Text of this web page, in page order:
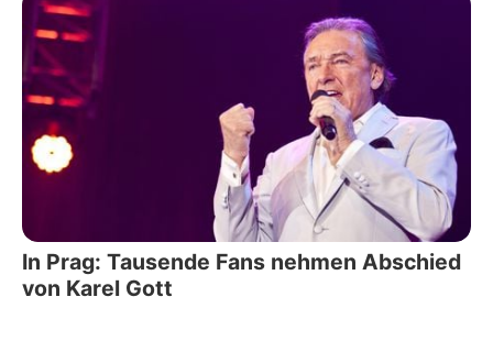
In Prag: Tausende Fans nehmen Abschied
von Karel Gott